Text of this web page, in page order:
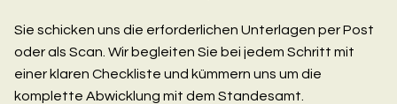
Sie schicken uns die erforderlichen Unterlagen per Post
oder als Scan. Wir begleiten Sie bei jedem Schritt mit
einer klaren Checkliste und kümmern uns um die
komplette Abwicklung mit dem Standesamt.